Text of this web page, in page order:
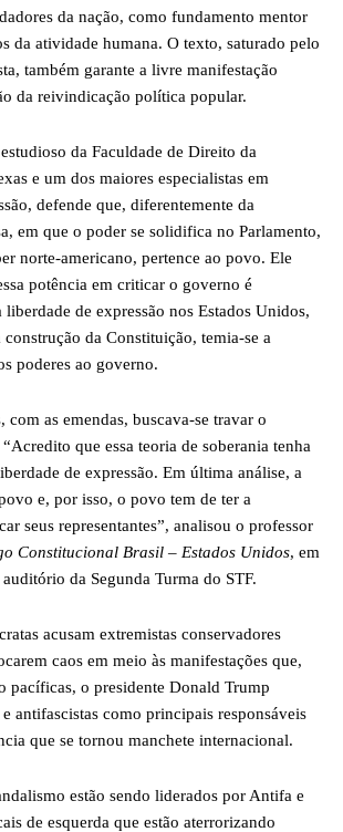
da nação, como fundamento mentor
da atividade humana. O texto, saturado pelo
também garante a livre manifestação
da reivindicação política popular.
da Faculdade de Direito da
e um dos maiores especialistas em
defende que, diferentemente da
em que o poder se solidifica no Parlamento,
norte-americano, pertence ao povo. Ele
potência em criticar o governo é
de expressão nos Estados Unidos,
da Constituição, temia-se a
poderes ao governo.
com as emendas, buscava-se travar o
que essa teoria de soberania tenha
de expressão. Em última análise, a
e, por isso, o povo tem de ter a
seus representantes”, analisou o professor
Constitucional Brasil – Estados Unidos, em
da Segunda Turma do STF.
acusam extremistas conservadores
caos em meio às manifestações que,
pacíficas, o presidente Donald Trump
antifascistas como principais responsáveis
que se tornou manchete internacional.
estão sendo liderados por Antifa e
de esquerda que estão aterrorizando